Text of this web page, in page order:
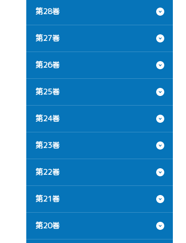
第28巻
第27巻
第26巻
第25巻
第24巻
第23巻
第22巻
第21巻
第20巻